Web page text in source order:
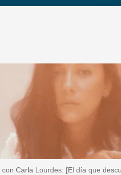
con Carla Lourdes: [El día que